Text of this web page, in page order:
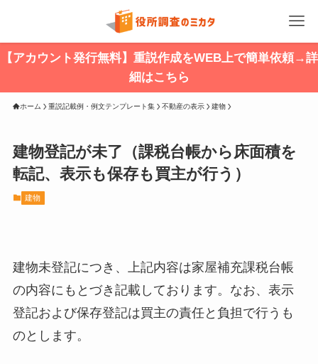
【アカウント発行無料】重説作成をWEB上で簡単依頼→詳
細はこちら
ホーム 重説記載例・例文テンプレート集 不動産の表示 建物
建物登記が未了（課税台帳から床面積を
転記、表示も保存も買主が行う）
建物
建物未登記につき、上記内容は家屋補充課税台帳
の内容にもとづき記載しております。なお、表示
登記および保存登記は買主の責任と負担で行うも
のとします。